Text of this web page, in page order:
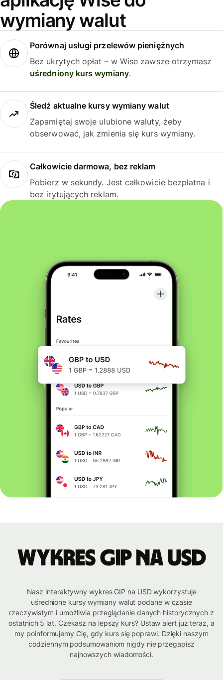
wymiany walut
Porównaj usługi przelewów pieniężnych
Bez ukrytych opłat – w Wise zawsze otrzymasz
uśredniony kurs wymiany.
Śledź aktualne kursy wymiany walut
Zapamiętaj swoje ulubione waluty, żeby
obserwować, jak zmienia się kurs wymiany.
Całkowicie darmowa, bez reklam
Pobierz w sekundy. Jest całkowicie bezpłatna i
bez irytujących reklam.
Wykres GIP na USD
Nasz interaktywny wykres GIP na USD wykorzystuje
uśrednione kursy wymiany walut podane w czasie
rzeczywistym i umożliwia przeglądanie danych historycznych z
ostatnich 5 lat. Czekasz na lepszy kurs? Ustaw alert już teraz, a
my poinformujemy Cię, gdy kurs się poprawi. Dzięki naszym
codziennym podsumowaniom nigdy nie przegapisz
najnowszych wiadomości.